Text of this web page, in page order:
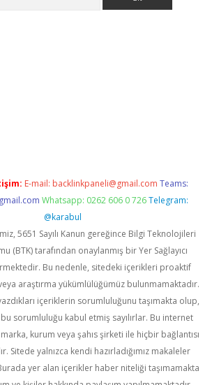
E-mail: backlinkpaneli@gmail.com Teams:
Whatsapp: 0262 606 0 726 Telegram:
@karabul
5651 Sayılı Kanun gereğince Bilgi Teknolojileri
(BTK) tarafından onaylanmış bir Yer Sağlayıcı
Bu nedenle, sitedeki içerikleri proaktif
araştırma yükümlülüğümüz bulunmamaktadır.
içeriklerin sorumluluğunu taşımakta olup,
sorumluluğu kabul etmiş sayılırlar. Bu internet
kurum veya şahıs şirketi ile hiçbir bağlantısı
Sitede yalnızca kendi hazırladığımız makaleler
yer alan içerikler haber niteliği taşımamakta